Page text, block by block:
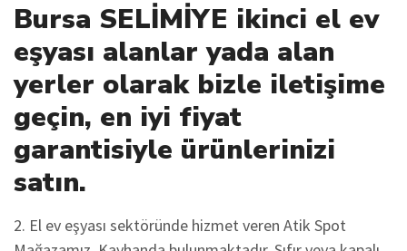
Bursa SELİMİYE ikinci el ev
eşyası alanlar yada alan
yerler olarak bizle iletişime
geçin, en iyi fiyat
garantisiyle ürünlerinizi
satın.
2. El ev eşyası sektöründe hizmet veren Atik Spot